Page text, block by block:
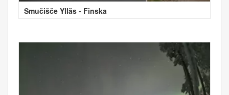
Smučišče Ylläs - Finska